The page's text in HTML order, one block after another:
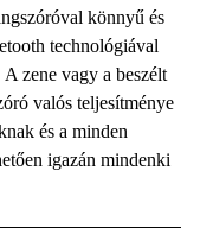
könnyű és
technológiával
A zene vagy a beszélt
valós teljesítménye
és a minden
igazán mindenki